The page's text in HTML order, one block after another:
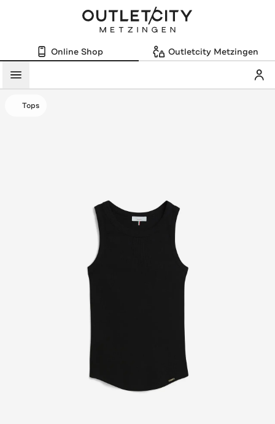
Online Shop Outletcity Metzingen
Menü
Tops